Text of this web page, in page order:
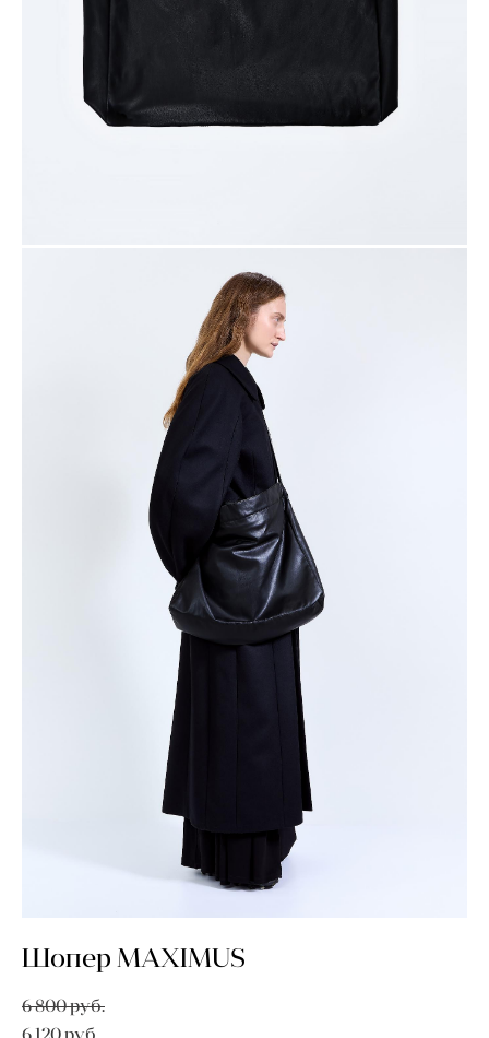
Шопер MAXIMUS
6 800 pуб.
6 120 pуб.